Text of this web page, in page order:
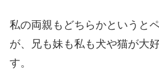
私の両親もどちらかというと
が、兄も妹も私も犬や猫が大
す。